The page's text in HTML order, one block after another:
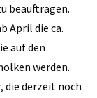
beauftragen.
April die ca.
auf den
werden.
die derzeit noch